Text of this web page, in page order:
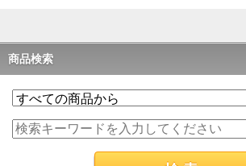
商品検索